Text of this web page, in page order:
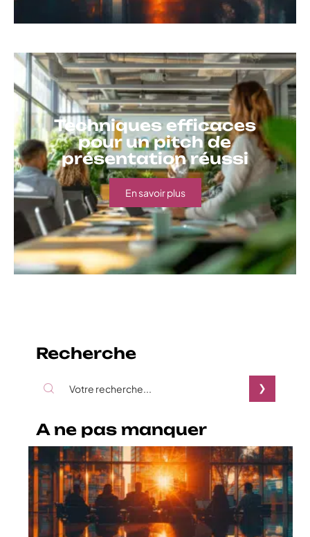
Techniques efficaces
pour un pitch de
présentation réussi
En savoir plus
Recherche
A ne pas manquer